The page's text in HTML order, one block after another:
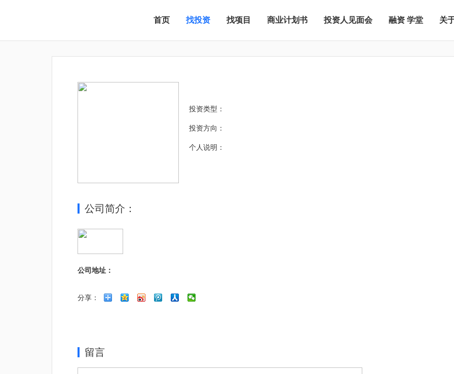
首页 找投资 找项目 商业计划书 投资人见面会 融资 学堂 关
投资类型：
投资方向：
个人说明：
公司简介：
公司地址：
分享：
留言